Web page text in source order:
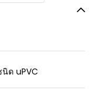
นิด uPVC